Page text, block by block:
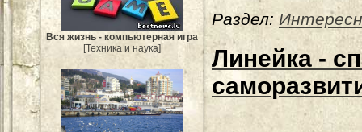
Вся жизнь - компьютерная игра
[Техника и наука]
Раздел:
Линейка -